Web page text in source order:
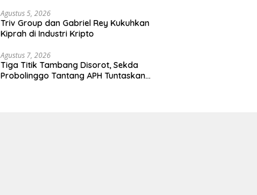
Agustus 5, 2026
Triv Group dan Gabriel Rey Kukuhkan
Kiprah di Industri Kripto
Agustus 7, 2026
Tiga Titik Tambang Disorot, Sekda
Probolinggo Tantang APH Tuntaskan